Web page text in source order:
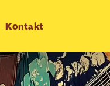
Kontakt